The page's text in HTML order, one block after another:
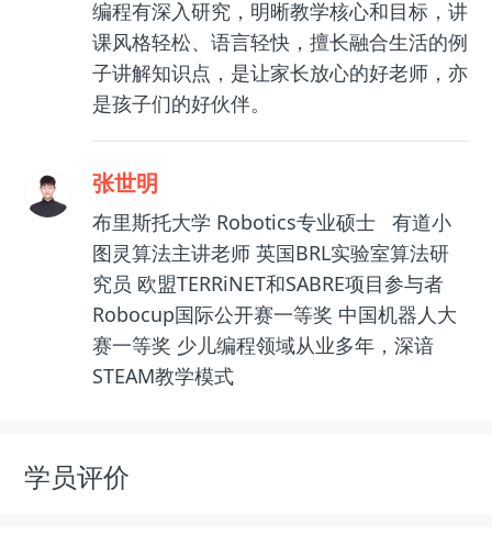
编程有深入研究，明晰教学核心和目标，讲
课风格轻松、语言轻快，擅长融合生活的例
子讲解知识点，是让家长放心的好老师，亦
是孩子们的好伙伴。
张世明
布里斯托大学 Robotics专业硕士 有道小
图灵算法主讲老师 英国BRL实验室算法研
究员 欧盟TERRiNET和SABRE项目参与者
Robocup国际公开赛一等奖 中国机器人大
赛一等奖 少儿编程领域从业多年，深谙
STEAM教学模式
学员评价